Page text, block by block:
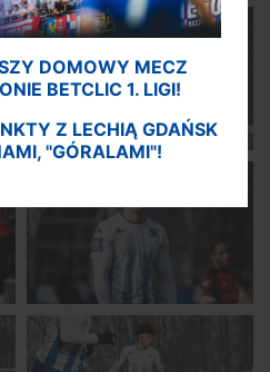
DOMOWY MECZ
BETCLIC 1. LIGI!
Z LECHIĄ GDAŃSK
"GÓRALAMI"!